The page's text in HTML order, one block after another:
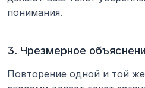
понимания.
3. Чрезмерное
Повторение одной и той